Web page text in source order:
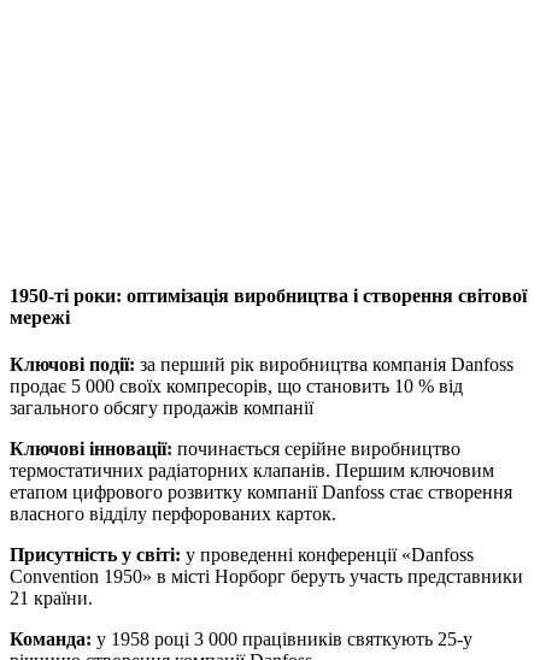
1950-ті роки: оптимізація виробництва і створення світової
мережі
Ключові події: за перший рік виробництва компанія Danfoss
продає 5 000 своїх компресорів, що становить 10 % від
загального обсягу продажів компанії
Ключові інновації: починається серійне виробництво
термостатичних радіаторних клапанів. Першим ключовим
етапом цифрового розвитку компанії Danfoss стає створення
власного відділу перфорованих карток.
Присутність у світі: у проведенні конференції «Danfoss
Convention 1950» в місті Норборг беруть участь представники
21 країни.
Команда: у 1958 році 3 000 працівників святкують 25-у